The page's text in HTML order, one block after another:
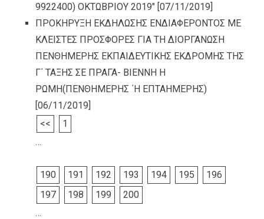
9922400) ΟΚΤΩΒΡΙΟΥ 2019″ [07/11/2019]
ΠΡΟΚΗΡΥΞΗ ΕΚΔΗΛΩΣΗΣ ΕΝΔΙΑΦΕΡΟΝΤΟΣ ΜΕ
ΚΛΕΙΣΤΕΣ ΠΡΟΣΦΟΡΕΣ ΓΙΑ ΤΗ ΔΙΟΡΓΑΝΩΣΗ
ΠΕΝΘΗΜΕΡΗΣ ΕΚΠΑΙΔΕΥΤΙΚΗΣ ΕΚΔΡΟΜΗΣ ΤΗΣ
Γ΄ ΤΑΞΗΣ ΣΕ ΠΡΑΓΑ- ΒΙΕΝΝΗ Η
ΡΩΜΗ(ΠΕΝΘΗΜΕΡΗΣ ΄Η ΕΠΤΑΗΜΕΡΗΣ)
[06/11/2019]
<<
1
…
190 191 192 193 194 195
196
197
198 199
200
…